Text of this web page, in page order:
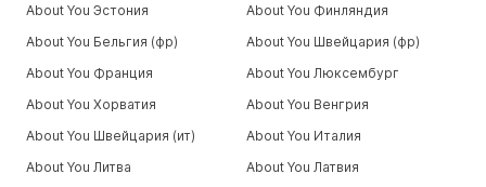
About You Эстония
About You Финляндия
About You Бельгия (фр)
About You Швейцария (фр)
About You Франция
About You Люксембург
About You Хорватия
About You Венгрия
About You Швейцария (ит)
About You Италия
About You Литва
About You Латвия